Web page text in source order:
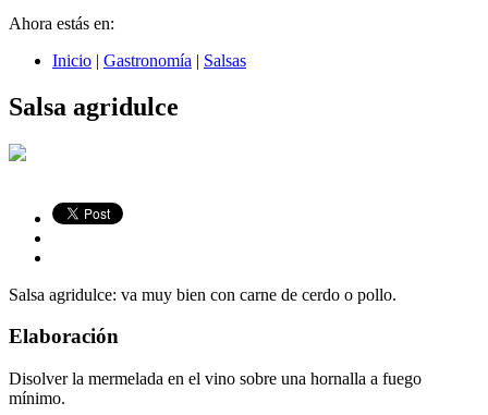
Ahora estás en:
Inicio | Gastronomía | Salsas
Salsa agridulce
Salsa agridulce: va muy bien con carne de cerdo o pollo.
Elaboración
Disolver la mermelada en el vino sobre una hornalla a fuego
mínimo.